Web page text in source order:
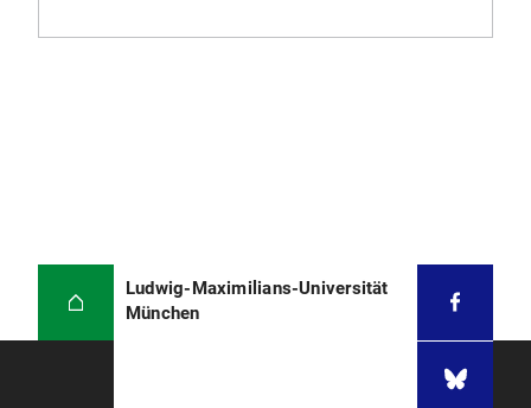
Ludwig-Maximilians-Universität
München